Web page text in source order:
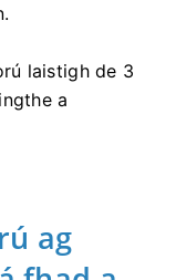
laistigh de 3
a
ag